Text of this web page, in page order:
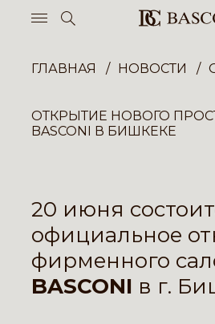
ГЛАВНАЯ НОВОСТИ
ОТКРЫТИЕ НОВОГО
BASCONI В БИШКЕКЕ
20 июня
официальное
фирменного
BASCONI в г.